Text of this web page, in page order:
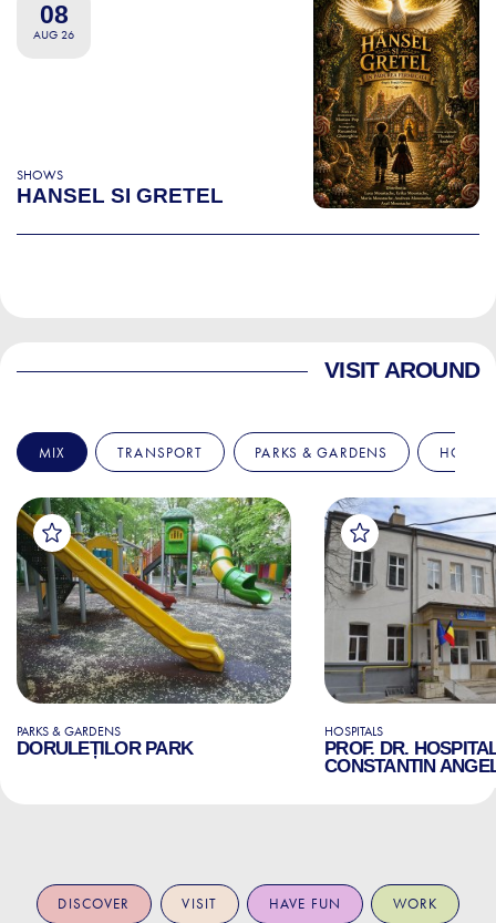
08
AUG 26
SHOWS
HANSEL SI GRETEL
VISIT AROUND
MIX TRANSPORT PARKS & GARDENS
PARKS & GARDENS
DORULEȚILOR PARK
HOSPITALS
PROF. DR.
CONSTANTIN
DISCOVER VISIT HAVE FUN WORK